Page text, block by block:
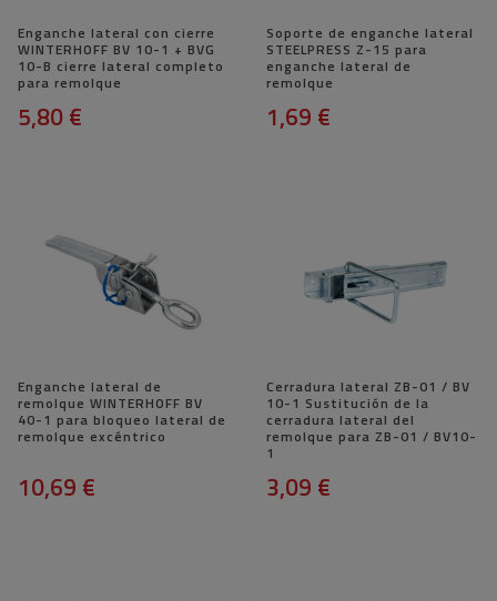
Enganche lateral con cierre
WINTERHOFF BV 10-1 + BVG
10-B cierre lateral completo
para remolque
5,80 €
Soporte de enganche lateral
STEELPRESS Z-15 para
enganche lateral de
remolque
1,69 €
Enganche lateral de
remolque WINTERHOFF BV
40-1 para bloqueo lateral de
remolque excéntrico
10,69 €
Cerradura lateral ZB-01 / BV
10-1 Sustitución de la
cerradura lateral del
remolque para ZB-01 / BV10-
1
3,09 €